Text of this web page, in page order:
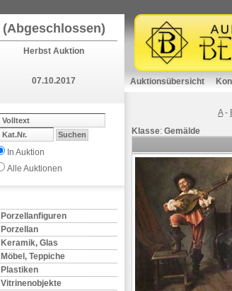
(Abgeschlossen)
Herbst Auktion
07.10.2017
In Auktion
Alle Auktionen
Porzellanfiguren
Porzellan
Keramik, Glas
Möbel, Teppiche
Plastiken
Vitrinenobjekte
Auktionsübersicht
A-
Klasse: Gemälde